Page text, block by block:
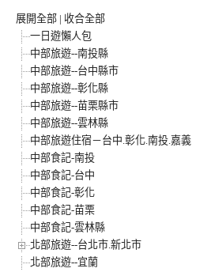
展開全部 | 收合全部
一日遊懶人包
中部旅遊--南投縣
中部旅遊--台中縣市
中部旅遊--彰化縣
中部旅遊--苗栗縣市
中部旅遊--雲林縣
中部旅遊住宿－台中.彰化.南投.嘉義
中部食記-南投
中部食記-台中
中部食記-彰化
中部食記-苗栗
中部食記-雲林縣
北部旅遊--台北市.新北市
北部旅遊--宜蘭